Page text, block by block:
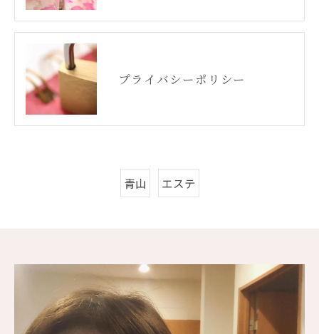
プライバシーポリシー
青山 エステ